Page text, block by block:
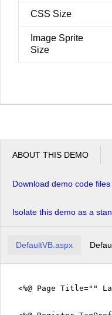
CSS Size
Image Sprite
Size
ABOUT THIS DEMO
Download demo code files
Isolate this demo as a
DefaultVB.aspx
<%@ Page Title=""